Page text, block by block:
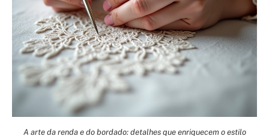
A arte da renda e do bordado: detalhes que enriquecem o estilo